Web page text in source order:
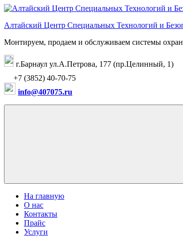
Перейти
содержимому
Алтайский Центр Специальных Технологий и
Монтируем, продаем и обслуживаем системы
г.Барнаул ул.А.Петрова, 177 (пр.Целинный, 1)
+7 (3852) 40-70-75
info@407075.ru
На главную
О нас
Контакты
Прайс
Услуги